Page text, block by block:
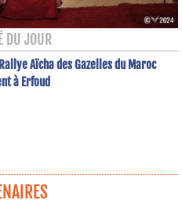
DU JOUR
Aïcha des Gazelles du Maroc
à Erfoud